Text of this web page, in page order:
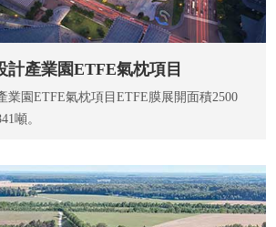
計產業園ETFE氣枕項目
業園ETFE氣枕項目ETFE膜展開面積2500
噸。